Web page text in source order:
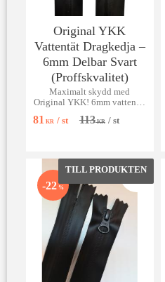
Original YKK
Vattentät Dragkedja –
6mm Delbar Svart
(Proffskvalitet)
Maximalt skydd med
Original YKK! 6mm vattentät
extrema förhållanden.
81 KR / st 113KR / st
22 % Lägg